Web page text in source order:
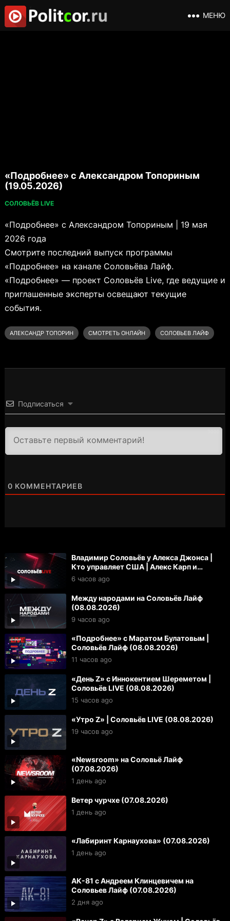
МЕНЮ
«Подробнее» с Александром Топориным
(19.05.2026)
СОЛОВЬЁВ LIVE
«Подробнее» с Александром Топориным | 19 мая
2026 года
Смотрите последний выпуск программы
«Подробнее» на канале Соловьёва Лайф.
«Подробнее» — проект Соловьёв Live, где ведущие и
приглашенные эксперты освещают текущие
события.
АЛЕКСАНДР ТОПОРИН СМОТРЕТЬ ОНЛАЙН СОЛОВЬЕВ ЛАЙФ
Подписаться
0 КОММЕНТАРИЕВ
Владимир Соловьёв у Алекса Джонса |
Кто управляет США | Алекс Карп и
«технофашисты»
6 часов ago
Между народами на Соловьёв Лайф
(08.08.2026)
9 часов ago
«Подробнее» с Маратом Булатовым |
Соловьёв Лайф (08.08.2026)
11 часов ago
«День Z» с Иннокентием Шереметом |
Соловьёв LIVE (08.08.2026)
15 часов ago
«Утро Z» | Соловьёв LIVE (08.08.2026)
19 часов ago
«Newsroom» на Соловьё Лайф
(07.08.2026)
1 день ago
Ветер чурчхе (07.08.2026)
1 день ago
«Лабиринт Карнаухова» (07.08.2026)
1 день ago
АК-81 с Андреем Клинцевичем на
Соловьев Лайф (07.08.2026)
2 дня ago